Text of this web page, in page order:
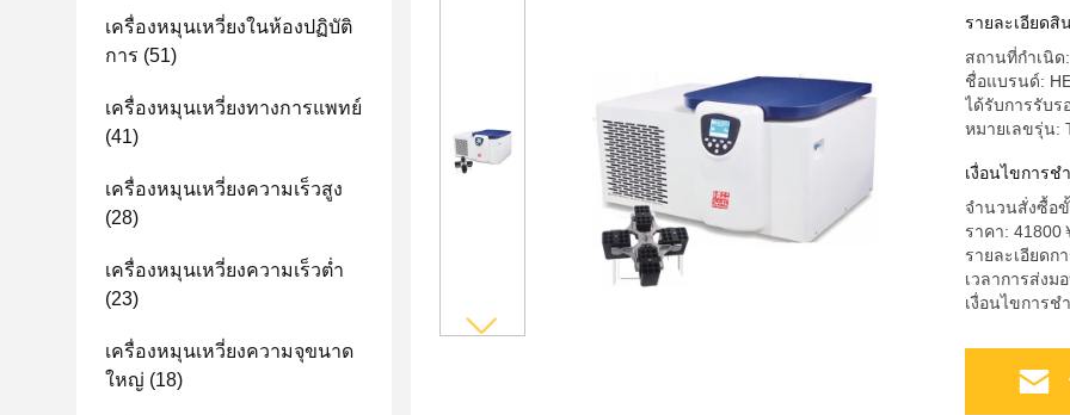
เครื่องหมุนเหวี่ยงในห้องปฏิบัติ
การ (51)
เครื่องหมุนเหวี่ยงทางการแพทย์
(41)
เครื่องหมุนเหวี่ยงความเร็วสูง
(28)
เครื่องหมุนเหวี่ยงความเร็วต่ำ
(23)
เครื่องหมุนเหวี่ยงความจุขนาด
ใหญ่ (18)
รายละเอียดสิ
สถานที่กำเนิ
ชื่อแบรนด์:
ได้รับการรับร
หมายเลขรุ่น:
เงื่อนไขการช
จำนวนสั่งซื้อ
ราคา: 41800
รายละเอียดก
เวลาการส่งม
เงื่อนไขการช